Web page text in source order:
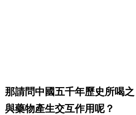
那請問中國五千年歷史所喝
與藥物產生交互作用呢？